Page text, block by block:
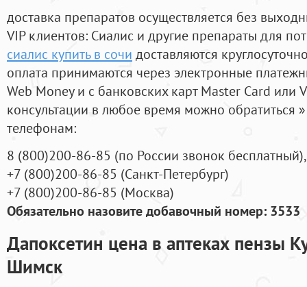
доставка препаратов осуществляется без
VIP клиентов: Сиалис и другие препараты для
сиалис купить в сочи доставляются
оплата принимаются через электронные
Web Money и с банковских карт Master Card или
консультации в любое время можно обратиться
телефонам:
8 (800)200-86-85 (по России звонок бесплатный),
+7 (800)200-86-85 (Санкт-Петербург)
+7 (800)200-86-85 (Москва)
Обязательно назовите добавочный номер: 3533
Дапоксетин цена в аптеках пензы
Шимск